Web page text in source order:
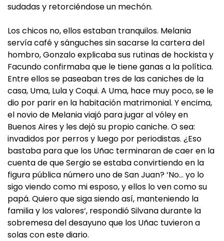
sudadas y retorciéndose un mechón.
Los chicos no, ellos estaban tranquilos. Melania
servía café y sánguches sin sacarse la cartera del
hombro, Gonzalo explicaba sus rutinas de hockista y
Facundo confirmaba que le tiene ganas a la política.
Entre ellos se paseaban tres de las caniches de la
casa, Uma, Lula y Coqui. A Uma, hace muy poco, se le
dio por parir en la habitación matrimonial. Y encima,
el novio de Melania viajó para jugar al vóley en
Buenos Aires y les dejó su propio caniche. O sea:
invadidos por perros y luego por periodistas. ¿Eso
bastaba para que los Uñac terminaran de caer en la
cuenta de que Sergio se estaba convirtiendo en la
figura pública número uno de San Juan? ‘No… yo lo
sigo viendo como mi esposo, y ellos lo ven como su
papá. Quiero que siga siendo así, manteniendo la
familia y los valores‘, respondió Silvana durante la
sobremesa del desayuno que los Uñac tuvieron a
solas con este diario.